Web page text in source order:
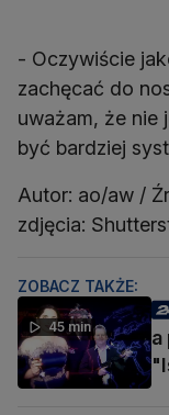
- Oczywiście
zachęcać do
uważam, że nie
być bardziej
Autor: ao/aw /
zdjęcia:
ZOBACZ TAKŻE:
45 min
a